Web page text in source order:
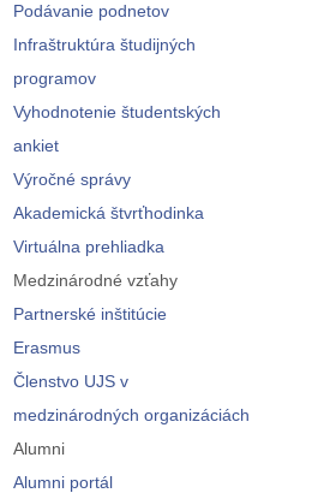
Podávanie podnetov
Infraštruktúra študijných
programov
Vyhodnotenie študentských
ankiet
Výročné správy
Akademická štvrťhodinka
Virtuálna prehliadka
Medzinárodné vzťahy
Partnerské inštitúcie
Erasmus
Členstvo UJS v
medzinárodných organizáciách
Alumni
Alumni portál